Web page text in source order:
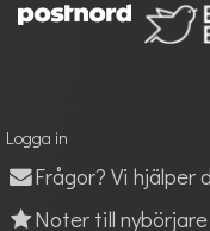
Logga in
Frågor? Vi hjälper
Noter till